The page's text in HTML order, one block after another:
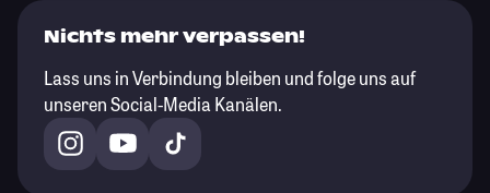
Nichts mehr verpassen!
Lass uns in Verbindung bleiben und folge uns auf
unseren Social-Media Kanälen.